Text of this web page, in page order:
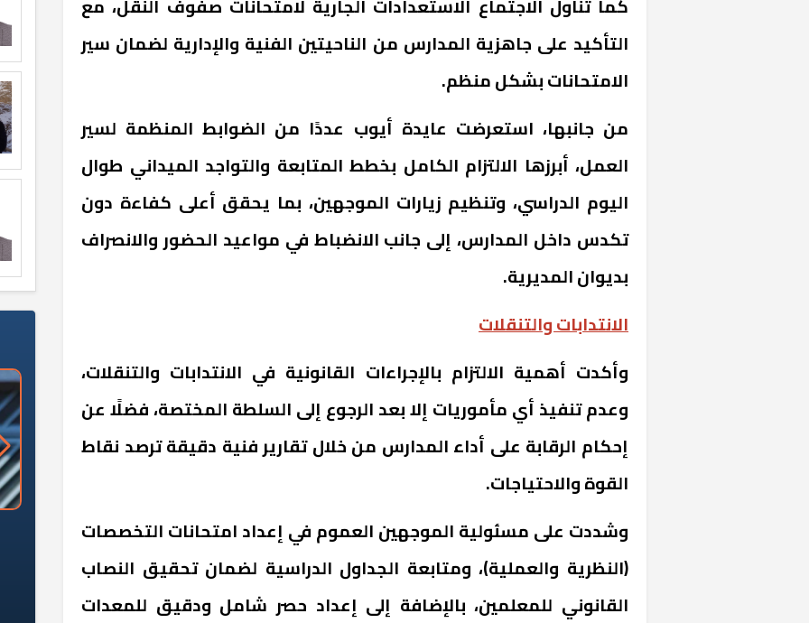
التأكيد على جاهزية المدارس من الناحيتين الفنية والإدارية لضمان سير
الامتحانات بشكل منظم.
من جانبها، استعرضت عايدة أيوب عددًا من الضوابط المنظمة لسير
العمل، أبرزها الالتزام الكامل بخطط المتابعة والتواجد الميداني طوال
اليوم الدراسي، وتنظيم زيارات الموجهين، بما يحقق أعلى كفاءة دون
تكدس داخل المدارس، إلى جانب الانضباط في مواعيد الحضور والانصراف
بديوان المديرية.
الانتدابات والتنقلات
وأكدت أهمية الالتزام بالإجراءات القانونية في الانتدابات والتنقلات،
وعدم تنفيذ أي مأموريات إلا بعد الرجوع إلى السلطة المختصة، فضلًا عن
إحكام الرقابة على أداء المدارس من خلال تقارير فنية دقيقة ترصد نقاط
القوة والاحتياجات.
وشددت على مسئولية الموجهين العموم في إعداد امتحانات التخصصات
(النظرية والعملية)، ومتابعة الجداول الدراسية لضمان تحقيق النصاب
القانوني للمعلمين، بالإضافة إلى إعداد حصر شامل ودقيق للمعدات
«وزارة الآثار»: العُثور على 10 توابيت
خشبية بفناء مقبرة "باكي"
سلامة الغذاء: 285 ألف طن صادرات